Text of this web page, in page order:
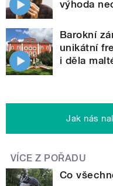
výhoda
Barokní
unikátní
i děla
Jak nás
VÍCE Z POŘADU
Co